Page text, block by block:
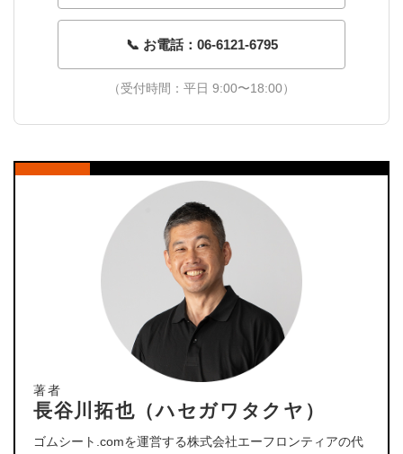
📞 お電話：06-6121-6795
（受付時間：平日 9:00〜18:00）
著者
長谷川拓也（ハセガワタクヤ）
ゴムシート.comを運営する株式会社エーフロンティアの代